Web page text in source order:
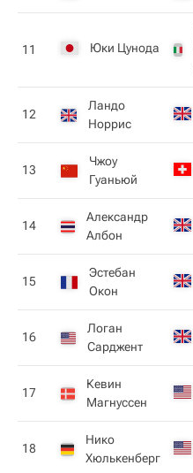
11 Юки Цунода
12
Ландо
Норрис
13
Чжоу
Гуаньюй
14
Александр
Албон
15
Эстебан
Окон
16
Логан
Сарджент
17
Кевин
Магнуссен
18
Нико
Хюлькенберг